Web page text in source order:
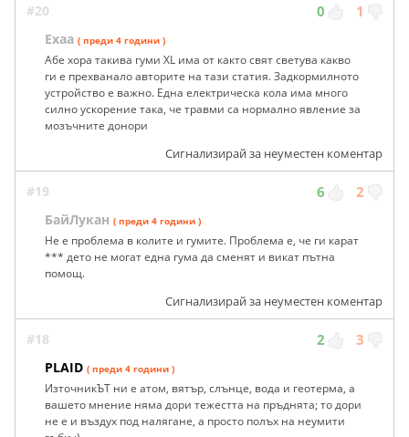
#20 0 1
Ехаа ( преди 4 години )
Абе хора такива гуми XL има от както свят светува какво
ги е прехванало авторите на тази статия. Задкормилното
устройство е важно. Една електрическа кола има много
силно ускорение така, че травми са нормално явление за
мозъчните донори
Сигнализирай за неуместен коментар
#19 6 2
БайЛукан ( преди 4 години )
Не е проблема в колите и гумите. Проблема е, че ги карат
*** дето не могат една гума да сменят и викат пътна
помощ.
Сигнализирай за неуместен коментар
#18 2 3
PLAID ( преди 4 години )
ИзточникЪТ ни е атом, вятър, слънце, вода и геотерма, а
вашето мнение няма дори тежестта на пpъднятa; то дори
не е и въздух под налягане, а просто полъх на неумити